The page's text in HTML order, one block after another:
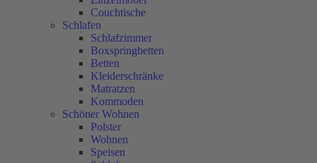
Couchtische
Schlafen
Schlafzimmer
Boxspringbetten
Betten
Kleiderschränke
Matratzen
Kommoden
Schöner Wohnen
Polster
Wohnen
Speisen